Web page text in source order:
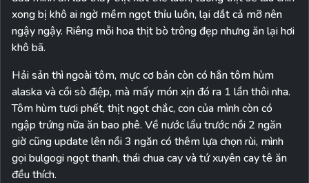
xong bị khô ai ngờ mềm ngọt thỉu luôn, lại dắt cả mỡ nên
ngậy ngậy. Riêng mỗi hoa thịt bò trông đẹp nhưng ăn lại hơi
khô bã.
Hải sản thì ngoài tôm, mực cơ bản còn có hẳn tôm hùm
alaska và cồi sò điệp, mà mấy món xịn đó ra 1 lần thôi nha.
Tôm hùm tươi phết, thịt ngọt chắc, con của mình còn có
ngập trứng nữa ăn bao phê. Về nước lẩu trước nồi 2 ngăn
giờ cũng update lên nồi 3 ngăn có thêm lựa chọn rùi, mình
gọi bulgogi ngọt thanh, thái chua cay và tứ xuyên cay tê ăn
đều thích.